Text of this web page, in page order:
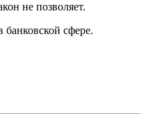
не позволяет.
сфере.